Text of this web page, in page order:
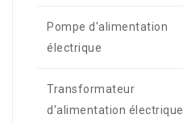
Pompe d'alimentation
électrique
Transformateur
d'alimentation électrique